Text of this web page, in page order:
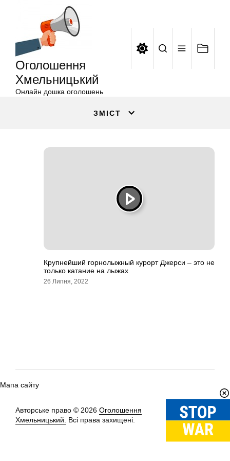
Оголошення
Хмельницький
Онлайн дошка оголошень
ЗМІСТ
Крупнейший горнолыжный курорт Джерси – это не
только катание на лыжах
26 Липня, 2022
Мапа сайту
Авторське право © 2026 Оголошення
Хмельницький.
Всі права захищені.
Вгору↑